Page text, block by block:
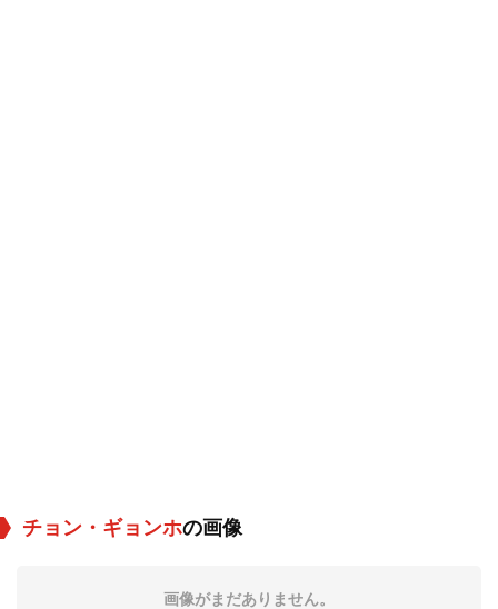
チョン・ギョンホの画像
画像がまだありません。